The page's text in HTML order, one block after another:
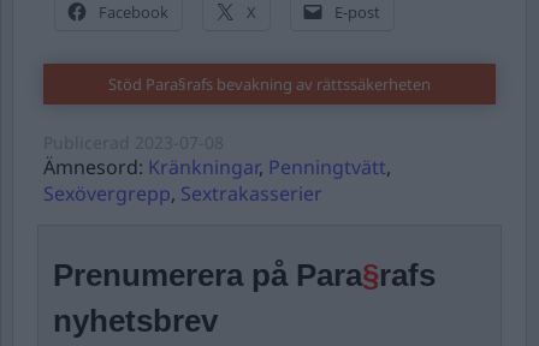
Facebook X E-post
Stöd Para§rafs bevakning av rättssäkerheten
Ämnesord: Kränkningar, Penningtvätt,
Sexövergrepp, Sextrakasserier
Prenumerera på Para§rafs
nyhetsbrev